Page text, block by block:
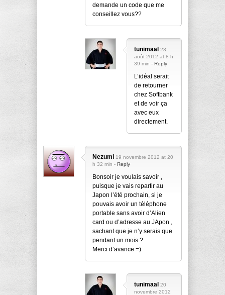
demande un code que me
conseillez vous??
tunimaal 23
août 2012 at 8 h
39 min - Reply
L’idéal serait
de retourner
chez Softbank
et de voir ça
avec eux
directement.
Nezumi 19 novembre 2012 at 20
h 32 min - Reply
Bonsoir je voulais savoir ,
puisque je vais repartir au
Japon l’été prochain, si je
pouvais avoir un téléphone
portable sans avoir d’Alien
card ou d’adresse au JApon ,
sachant que je n’y serais que
pendant un mois ?
Merci d’avance =)
tunimaal 20
novembre 2012